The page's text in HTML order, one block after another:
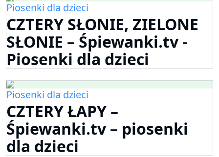
Piosenki dla dzieci
CZTERY SŁONIE, ZIELONE
SŁONIE – Śpiewanki.tv -
Piosenki dla dzieci
Piosenki dla dzieci
CZTERY ŁAPY –
Śpiewanki.tv – piosenki
dla dzieci